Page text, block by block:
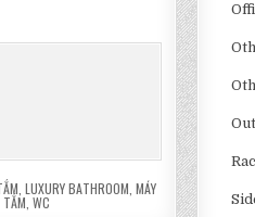
LUXURY BATHROOM MÁY
WC